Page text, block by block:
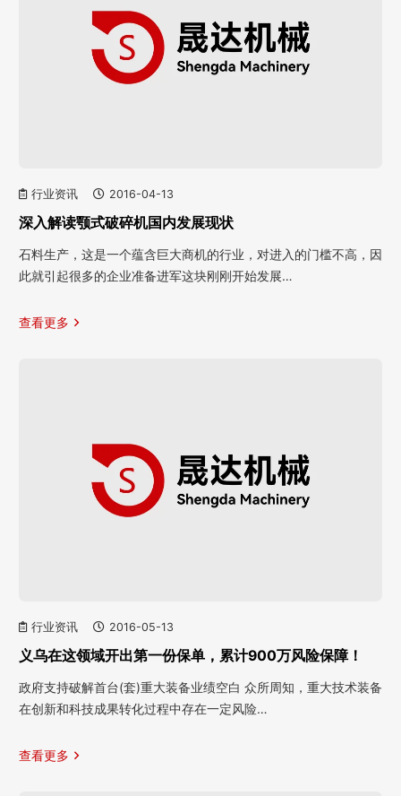
行业资讯 2016-04-13
深入解读颚式破碎机国内发展现状
石料生产，这是一个蕴含巨大商机的行业，对进入的门槛不高，因
此就引起很多的企业准备进军这块刚刚开始发展…
查看更多
行业资讯 2016-05-13
义乌在这领域开出第一份保单，累计900万风险保障！
政府支持破解首台(套)重大装备业绩空白 众所周知，重大技术装备
在创新和科技成果转化过程中存在一定风险…
查看更多